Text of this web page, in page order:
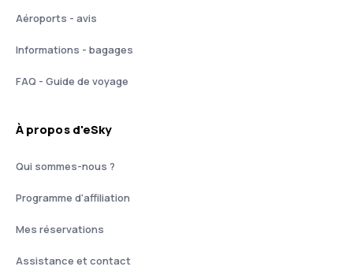
Aéroports - avis
Informations - bagages
FAQ - Guide de voyage
À propos d'eSky
Qui sommes-nous ?
Programme d'affiliation
Mes réservations
Assistance et contact